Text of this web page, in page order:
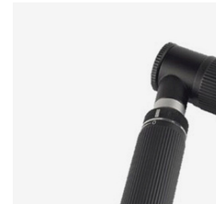
политикой конфиденциальности